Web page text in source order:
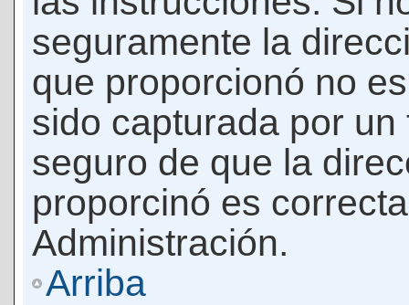
seguramente la
que proporcionó no
sido capturada por
seguro de que la
proporcinó es
Administración.
Arriba